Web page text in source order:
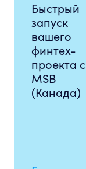
Быстрый
запуск
вашего
финтех-
проекта с
MSB
(Канада)